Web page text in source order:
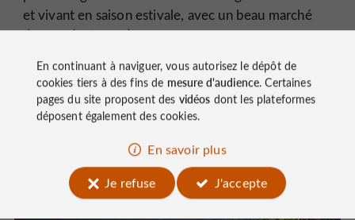
et vivant en saison estivale, avec un beau marché
des producteurs de pays.
En continuant à naviguer, vous autorisez le dépôt de
cookies tiers à des fins de mesure d'audience. Certaines
pages du site proposent des vidéos dont les plateformes
déposent également des cookies.
En savoir plus
Je refuse
J'accepte